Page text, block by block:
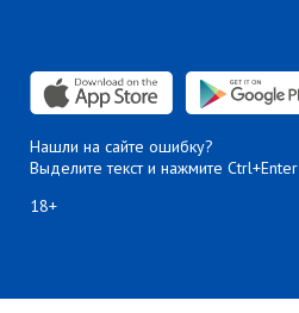
Нашли на сайте ошибку?
Выделите текст и нажмите Ctrl+Enter
18+